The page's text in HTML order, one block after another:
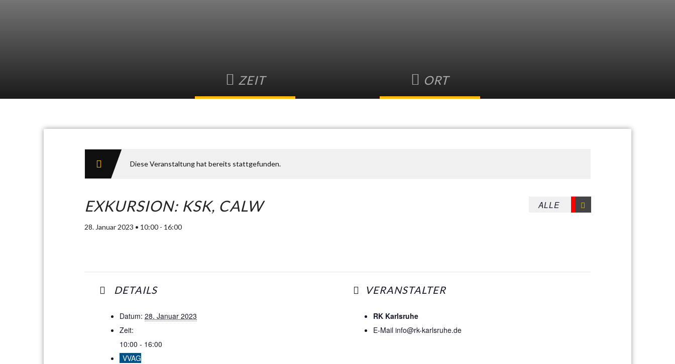
ZEIT ORT
Diese Veranstaltung hat bereits stattgefunden.
EXKURSION: KSK, CALW
28. Januar 2023 • 10:00 - 16:00
DETAILS
Datum: 28. Januar 2023
Zeit:
10:00 - 16:00
VVAG
VERANSTALTER
RK Karlsruhe
E-Mail info@rk-karlsruhe.de